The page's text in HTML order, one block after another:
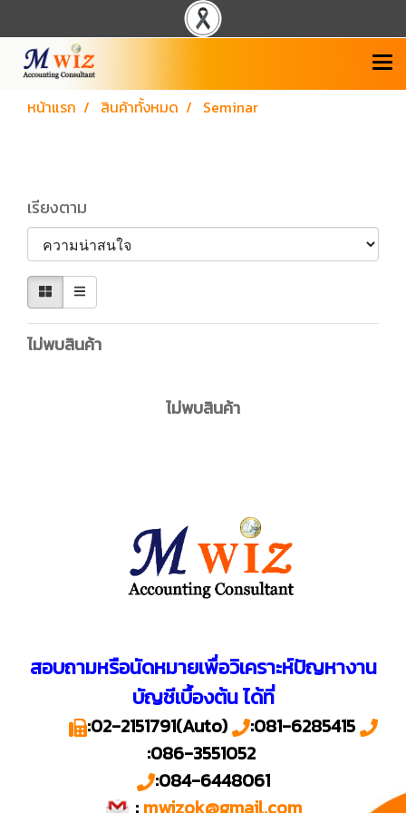
หน้าแรก สินค้าทั้งหมด Seminar
เรียงตาม
ไม่พบสินค้า
ไม่พบสินค้า
สอบถามหรือนัดหมายเพื่อวิเคราะห์ปัญหางาน
บัญชีเบื้องต้น ได้ที่
:02-2151791(Auto) :081-6285415
:086-3551052
:084-6448061
: mwizok@gmail.com